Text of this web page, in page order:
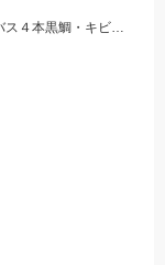
奥浜名湖キビレ・シーバスが好調です！前日もシーバス４本黒鯛・キビレ２本と釣果がありました！